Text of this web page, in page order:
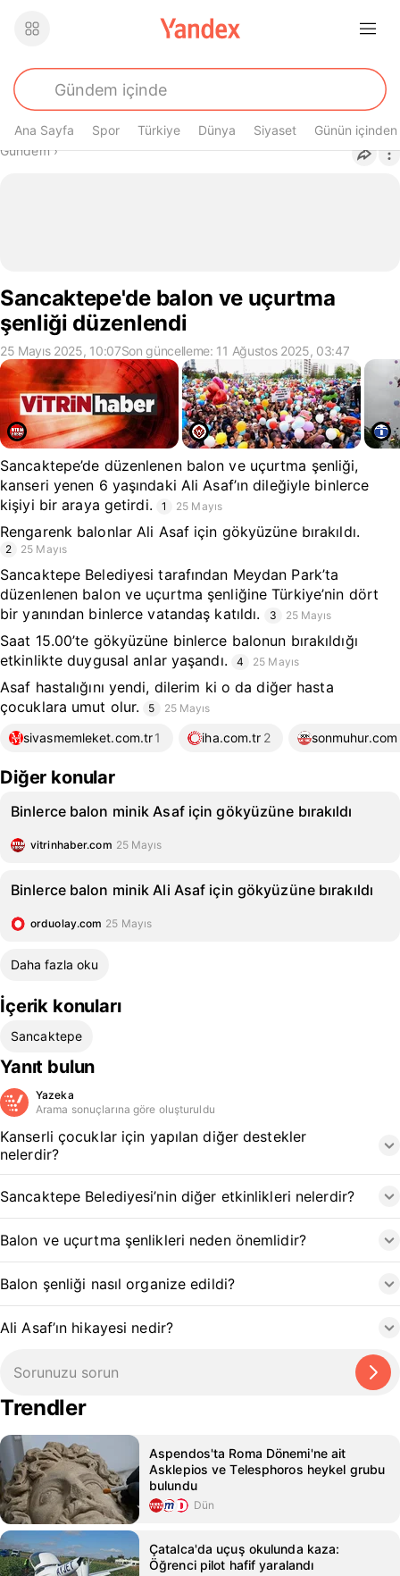
Ana Sayfa Spor Türkiye Dünya Siyaset Günün içinden
Buradasın
Gündem›
Sancaktepe'de balon ve uçurtma
şenliği düzenlendi
25 Mayıs 2025, 10:07Son güncelleme: 11 Ağustos 2025, 03:47
Sancaktepe’de düzenlenen balon ve uçurtma şenliği,
kanseri yenen 6 yaşındaki Ali Asaf’ın dileğiyle binlerce
kişiyi bir araya getirdi.
1 25 Mayıs
Rengarenk balonlar Ali Asaf için gökyüzüne bırakıldı.
2 25 Mayıs
Sancaktepe Belediyesi tarafından Meydan Park’ta
düzenlenen balon ve uçurtma şenliğine Türkiye’nin dört
bir yanından binlerce vatandaş katıldı.
3 25 Mayıs
Saat 15.00’te gökyüzüne binlerce balonun bırakıldığı
etkinlikte duygusal anlar yaşandı.
4 25 Mayıs
Asaf hastalığını yendi, dilerim ki o da diğer hasta
çocuklara umut olur.
5 25 Mayıs
sivasmemleket.com.tr1 iha.com.tr 2 sonmuhur.com
Diğer konular
Binlerce balon minik Asaf için gökyüzüne bırakıldı
vitrinhaber.com 25 Mayıs
Binlerce balon minik Ali Asaf için gökyüzüne bırakıldı
orduolay.com 25 Mayıs
Daha fazla oku
İçerik konuları
Sancaktepe
Yanıt bulun
Yazeka
Arama sonuçlarına göre oluşturuldu
Kanserli çocuklar için yapılan diğer destekler
nelerdir?
Sancaktepe Belediyesi’nin diğer etkinlikleri nelerdir?
Balon ve uçurtma şenlikleri neden önemlidir?
Balon şenliği nasıl organize edildi?
Ali Asaf’ın hikayesi nedir?
Trendler
Aspendos'ta Roma Dönemi'ne ait
Asklepios ve Telesphoros heykel grubu
bulundu
Dün
Çatalca'da uçuş okulunda kaza:
Öğrenci pilot hafif yaralandı